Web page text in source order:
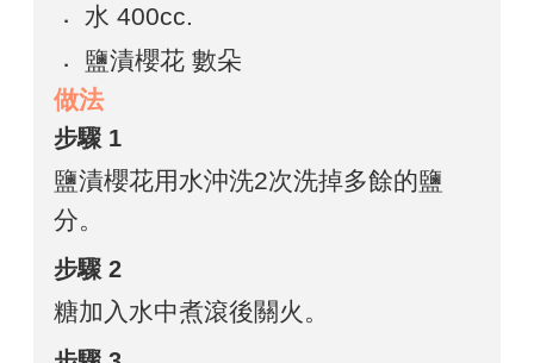
水 400cc.
鹽漬櫻花 數朵
做法
步驟 1
鹽漬櫻花用水沖洗2次洗掉多餘的鹽
分。
步驟 2
糖加入水中煮滾後關火。